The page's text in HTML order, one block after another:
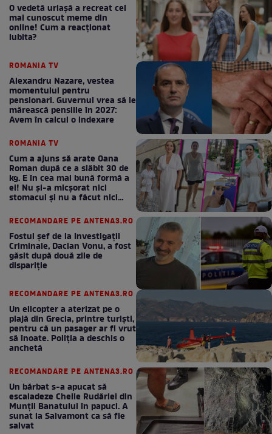
O vedetă uriașă a recreat cel
mai cunoscut meme din
online! Cum a reacționat
iubita?
ROMANIA TV
Alexandru Nazare, vestea
momentului pentru
pensionari. Guvernul vrea să le
mărească pensiile în 2027:
Avem în calcul o indexare
ROMANIA TV
Cum a ajuns să arate Oana
Roman după ce a slăbit 30 de
kg. E în cea mai bună formă a
ei! Nu și-a micșorat nici
stomacul și nu a făcut nici
RECOMANDARE PE ANTENA3.RO
Fostul șef de la Investigații
Criminale, Dacian Vonu, a fost
găsit după două zile de
dispariţie
RECOMANDARE PE ANTENA3.RO
Un elicopter a aterizat pe o
plajă din Grecia, printre turiști,
pentru că un pasager ar fi vrut
să înoate. Poliția a deschis o
anchetă
RECOMANDARE PE ANTENA3.RO
Un bărbat s-a apucat să
escaladeze Cheile Rudăriei din
Munții Banatului în papuci. A
sunat la Salvamont ca să fie
salvat